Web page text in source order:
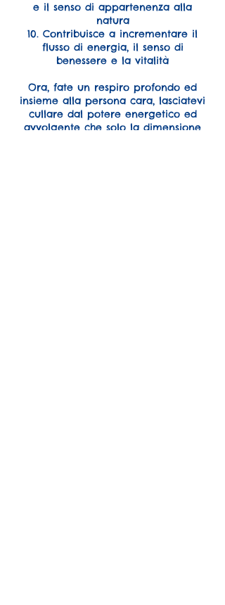
e il senso di appartenenza alla
natura
10. Contribuisce a incrementare il
flusso di energia, il senso di
benessere e la vitalità
Ora, fate un respiro profondo ed
insieme alla persona cara, lasciatevi
cullare dal potere energetico ed
avvolgente che solo la dimensione